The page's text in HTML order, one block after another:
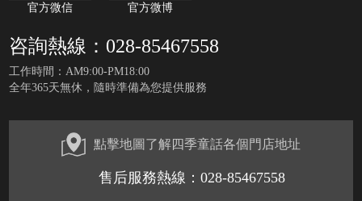
官方微信 官方微博
咨詢熱線：028-85467558
工作時間：AM9:00-PM18:00
全年365天無休，隨時準備為您提供服務
點擊地圖了解四季童話各個門店地址
售后服務熱線：028-85467558